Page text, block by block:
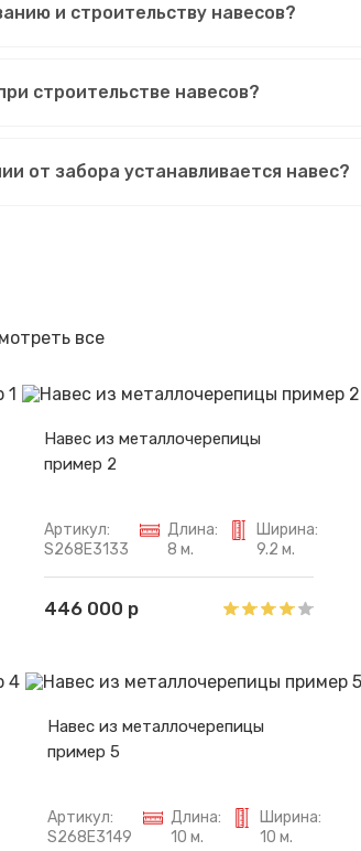
и строительству навесов?
строительстве навесов?
от забора устанавливается навес?
все
Навес из металлочерепицы
пример 2
Артикул:
S268E3133
Длина:
8 м.
Ширина:
9.2 м.
446 000 р
Навес из металлочерепицы
пример 5
Артикул:
S268E3149
Длина:
10 м.
Ширина:
10 м.